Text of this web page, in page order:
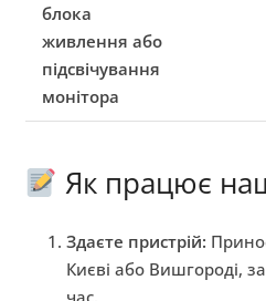
блока
живлення або
підсвічування
монітора
Як працює
Здаєте пристрій:
Києві або Вишгороді,
час.